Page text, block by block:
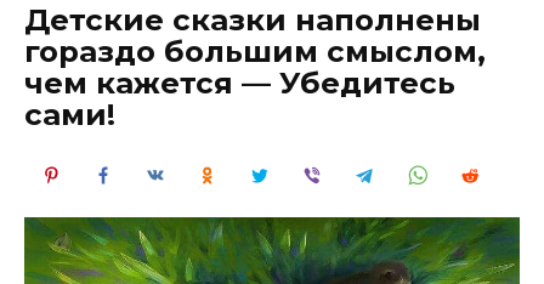
Детские сказки наполнены
гораздо большим смыслом,
чем кажется — Убедитесь
сами!